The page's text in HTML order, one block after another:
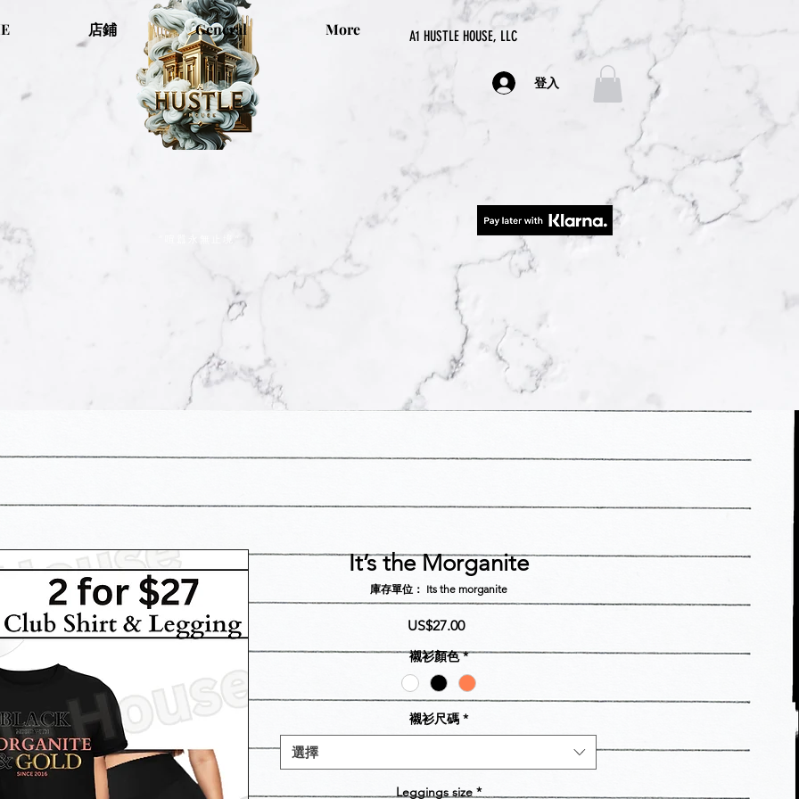
A1 HUSTLE HOUSE, LLC
店鋪 General More
登入
It’s the Morganite
庫存單位： Its the morganite
US$27.00價
襯衫顏色 *
襯衫尺碼 *
選擇
Leggings size *